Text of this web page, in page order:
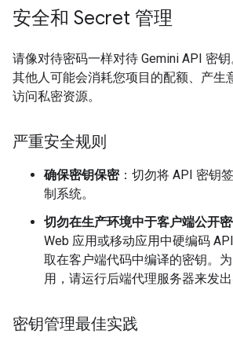
安全和 Secret 管理
请像对待密码一样对待 Gemini API 密钥
其他人可能会消耗您项目的配额、产生
访问私密资源。
严重安全规则
确保密钥保密：切勿将 API 密钥
制系统。
切勿在生产环境中于客户端公开
Web 应用或移动应用中硬编码
取在客户端代码中编译的密钥。
用，请运行后端代理服务器来发出
密钥管理最佳实践